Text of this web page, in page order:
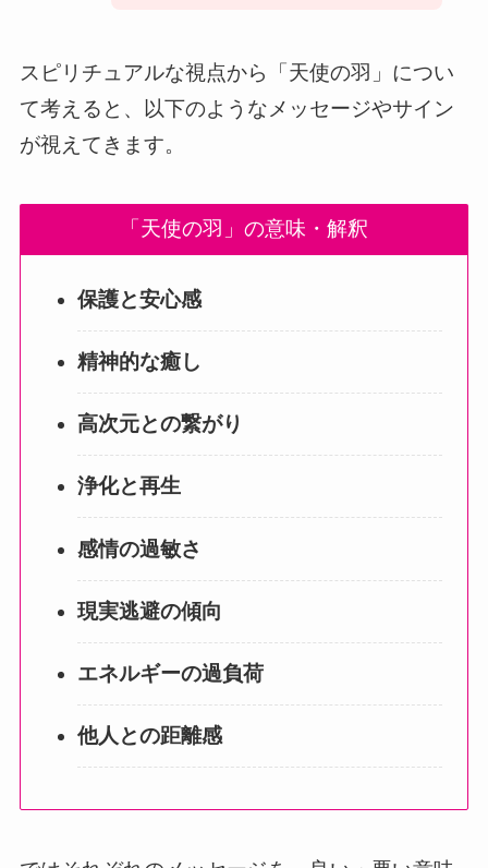
スピリチュアルな視点から「天使の羽」につい
て考えると、以下のようなメッセージやサイン
が視えてきます。
「天使の羽」の意味・解釈
保護と安心感
精神的な癒し
高次元との繋がり
浄化と再生
感情の過敏さ
現実逃避の傾向
エネルギーの過負荷
他人との距離感